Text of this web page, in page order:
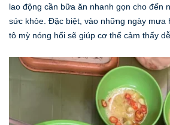
lao động cần bữa ăn nhanh gọn cho đến
sức khỏe. Đặc biệt, vào những ngày mưa
tô mỳ nóng hổi sẽ giúp cơ thể cảm thấy